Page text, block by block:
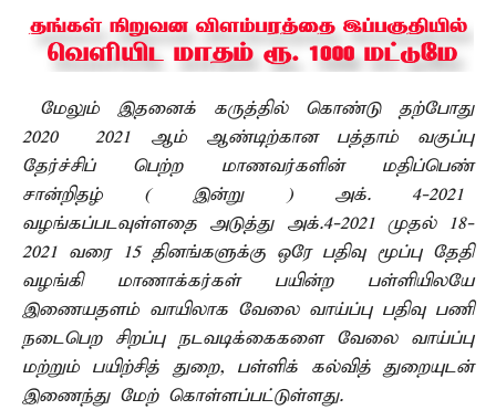
மேலும் இதனைக் கருத்தில் கொண்டு தற்போது
2020 – 2021 ஆம் ஆண்டிற்கான பத்தாம் வகுப்பு
தேர்ச்சிப் பெற்ற மாணவர்களின் மதிப்பெண்
சான்றிதழ் ( இன்று ) அக். 4-2021
வழங்கப்படவுள்ளதை அடுத்து அக்.4-2021 முதல் 18-
2021 வரை 15 தினங்களுக்கு ஒரே பதிவு மூப்பு தேதி
வழங்கி மாணாக்கர்கள் பயின்ற பள்ளியிலயே
இணையதளம் வாயிலாக வேலை வாய்ப்பு பதிவு பணி
நடைபெற சிறப்பு நடவடிக்கைகளை வேலை வாய்ப்பு
மற்றும் பயிற்சித் துறை, பள்ளிக் கல்வித் துறையுடன்
இணைந்து மேற் கொள்ளப்பட்டுள்ளது.